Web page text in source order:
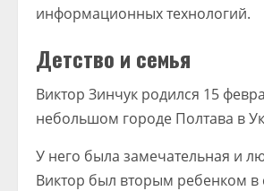
информационных технологий.
Детство и семья
Виктор Зинчук родился 15
небольшом городе Полтава в
У него была замечательная и
Виктор был вторым ребенком в